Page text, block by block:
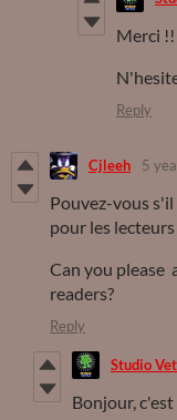
Merci
Reply
Cjleeh 5
Pouvez-vous
pour les lecteurs
Can you please
readers?
Reply
Studio
Bonjour,